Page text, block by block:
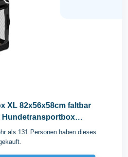
XL 82x56x58cm faltbar
als 131 Personen haben dieses